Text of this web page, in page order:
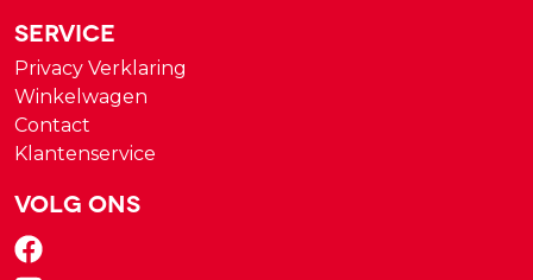
Service
Privacy Verklaring
Winkelwagen
Contact
Klantenservice
Volg ons